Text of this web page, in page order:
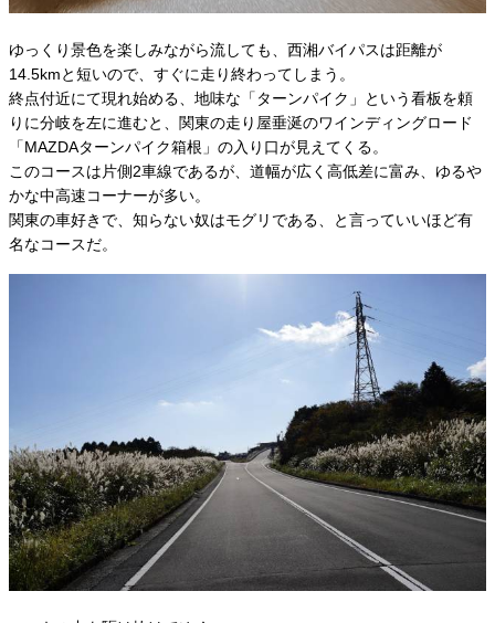
ゆっくり景色を楽しみながら流しても、西湘バイパスは距離が
14.5kmと短いので、すぐに走り終わってしまう。
終点付近にて現れ始める、地味な「ターンパイク」という看板を頼
りに分岐を左に進むと、関東の走り屋垂涎のワインディングロード
「MAZDAターンパイク箱根」の入り口が見えてくる。
このコースは片側2車線であるが、道幅が広く高低差に富み、ゆるや
かな中高速コーナーが多い。
関東の車好きで、知らない奴はモグリである、と言っていいほど有
名なコースだ。